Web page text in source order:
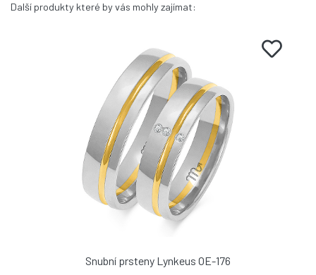
Další produkty které by vás mohly zajímat:
Snubní prsteny Lynkeus OE-176